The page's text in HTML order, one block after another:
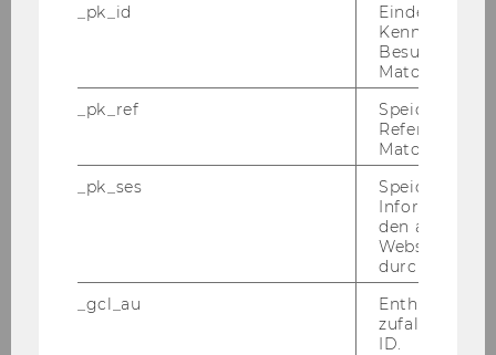
Birgit Rudloff
Eric Schauer
Theresa Traxler
Projektmitarbeiter/innen
_pk_id
Eindeutige
Besuchers
Matomo.
_pk_ref
Speicherung
Referrers
Matomo.
_pk_ses
Speicherung
den aktuellen
durch
_gcl_au
Enthält eine
ID.